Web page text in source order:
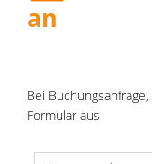
an
Bei
Formular aus